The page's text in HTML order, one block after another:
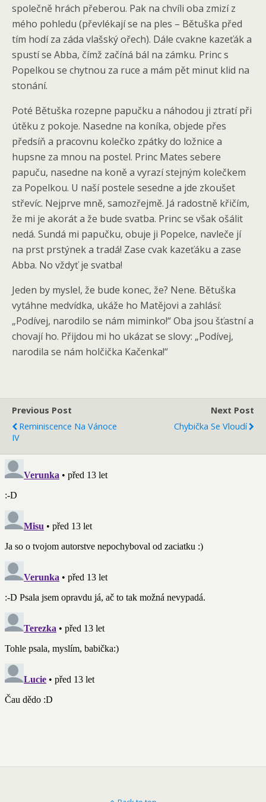
společně hrách přeberou. Pak na chvíli oba zmizí z
mého pohledu (převlékají se na ples – Bětuška před
tím hodí za záda vlašský ořech). Dále cvakne kazeťák a
spustí se Abba, čímž začíná bál na zámku. Princ s
Popelkou se chytnou za ruce a mám pět minut klid na
stonání.
Poté Bětuška rozepne papučku a náhodou ji ztratí při
útěku z pokoje. Nasedne na koníka, objede přes
předsíň a pracovnu kolečko zpátky do ložnice a
hupsne za mnou na postel. Princ Mates sebere
papuču, nasedne na koně a vyrazí stejným kolečkem
za Popelkou. U naší postele sesedne a jde zkoušet
střevíc. Nejprve mně, samozřejmě. Já radostně křičím,
že mi je akorát a že bude svatba. Princ se však ošálit
nedá. Sundá mi papučku, obuje ji Popelce, navleče jí
na prst prstýnek a tradá! Zase cvak kazeťáku a zase
Abba. No vždyť je svatba!
Jeden by myslel, že bude konec, že? Nene. Bětuška
vytáhne medvídka, ukáže ho Matějovi a zahlásí:
„Podívej, narodilo se nám miminko!“ Oba jsou šťastní a
chovají ho. Přijdou mi ho ukázat se slovy: „Podívej,
narodila se nám holčička Kačenka!“
Previous Post
Reminiscence Na Vánoce
IV
Next Post
Chybička Se Vloudí